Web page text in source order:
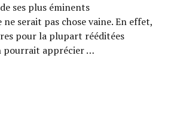
ses plus éminents
serait pas chose vaine. En effet,
pour la plupart rééditées
pourrait apprécier …